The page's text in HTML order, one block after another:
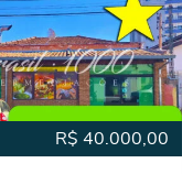
R$ 40.000,00